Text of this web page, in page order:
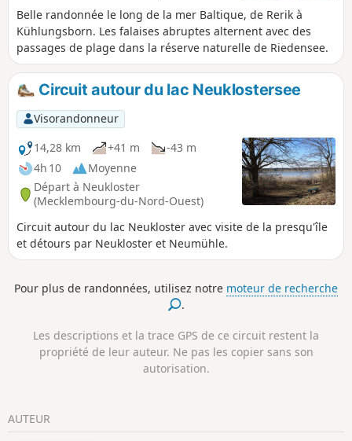
Belle randonnée le long de la mer Baltique, de Rerik à
Kühlungsborn. Les falaises abruptes alternent avec des
passages de plage dans la réserve naturelle de Riedensee.
Circuit autour du lac Neuklostersee
Visorandonneur
14,28 km
+41 m
-43 m
4h 10
Moyenne
Départ à Neukloster
(Mecklembourg-du-Nord-Ouest)
Circuit autour du lac Neukloster avec visite de la presqu'île
et détours par Neukloster et Neumühle.
Pour plus de randonnées, utilisez notre moteur de recherche
.
Les descriptions et la trace GPS de ce circuit restent la
propriété de leur auteur. Ne pas les copier sans son
autorisation.
AUTEUR